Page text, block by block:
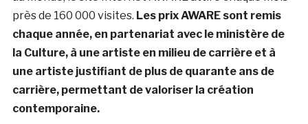
près de 160 000 visites. Les prix AWARE sont remis
chaque année, en partenariat avec le ministère de
la Culture, à une artiste en milieu de carrière et à
une artiste justifiant de plus de quarante ans de
carrière, permettant de valoriser la création
contemporaine.